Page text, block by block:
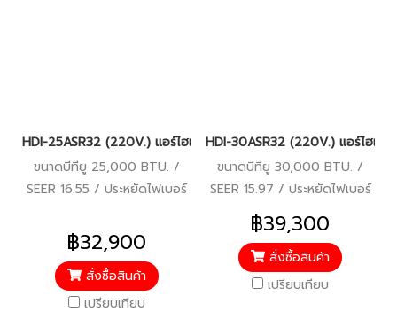
HDI-25ASR32 (220V.) แอร์ไฮเออร์ Haier คอยล์เปลือย Duct
ขนาดบีทียู 25,000 BTU. /
SEER 16.55 / ประหยัดไฟเบอร์
คอมเพรสเซอร์ 10 ปี อะไหล่อื่นๆ
5 ปี
฿32,900
สั่งซื้อสินค้า
เปรียบเทียบ
HDI-30ASR32 (220V.) แอร์ไฮเ
ขนาดบีทียู 30,000 BTU. /
SEER 15.97 / ประหยัดไฟเบอร์
5 / รีโมทมีสาย / รับประกัน
คอมเพรสเซอร์ 10 ปี อะไหล่อื่นๆ
5 ปี
฿39,300
สั่งซื้อสินค้า
เปรียบเทียบ